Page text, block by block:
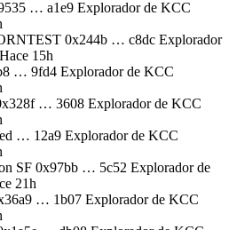
… a1e9 Explorador de KCC
0x244b … c8dc Explorador
15h
… 9fd4 Explorador de KCC
… 3608 Explorador de KCC
… 12a9 Explorador de KCC
SF 0x97bb … 5c52 Explorador de
21h
… 1b07 Explorador de KCC